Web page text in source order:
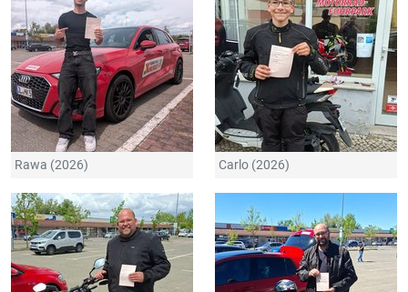
Rawa (2026) Carlo (2026)